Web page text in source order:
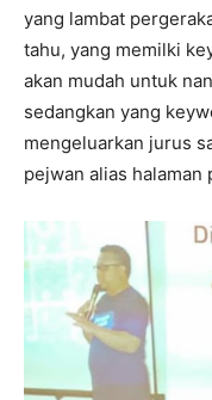
yang lambat
tahu, yang memilki
akan mudah untuk
sedangkan yang
mengeluarkan jurus
pejwan alias halaman